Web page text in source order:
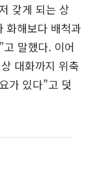
갖게 되는 상
화해보다 배척과
말했다. 이어
대화까지 위축
가 있다”고 덧